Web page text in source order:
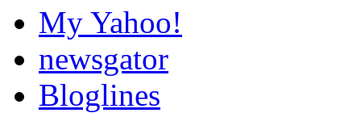
My Yahoo!
newsgator
Bloglines